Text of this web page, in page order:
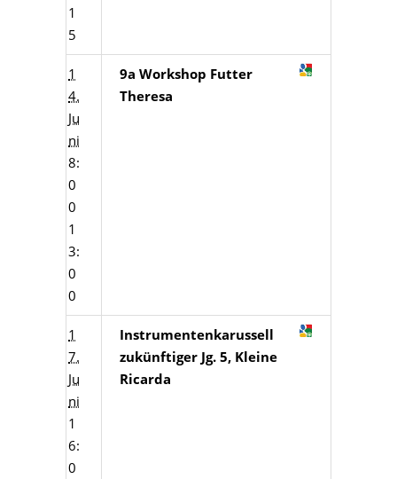
1
5
1
4.
Ju
ni
8:
0
0
1
3:
0
0
9a Workshop Futter
Theresa
1
7.
Ju
ni
1
6:
0
Instrumentenkarussell
zukünftiger Jg. 5, Kleine
Ricarda